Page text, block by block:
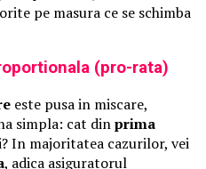
pe masura ce se schimba
(pro-rata)
este pusa in miscare,
simpla: cat dinprima
In majoritatea cazurilor, vei
, adica asiguratorul